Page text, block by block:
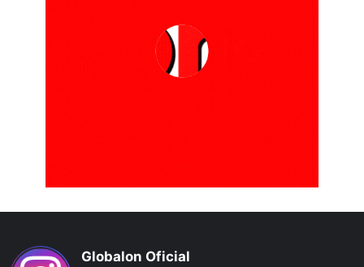
Globalon Oficial